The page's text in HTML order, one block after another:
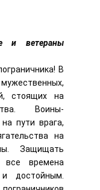
и ветераны
В
стоящих на
Воины-
пути врага,
на
Защищать
все времена
достойным.